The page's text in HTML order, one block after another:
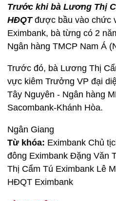
Trước khi bà Lương Thị
HĐQTđược bầu vào chức
Eximbank, bà từng có 2
Ngân hàng TMCP Nam Á
Trước đó, bà Lương Thị
vực kiêm Trưởng VP đại
Tây Nguyên - Ngân hàng
Sacombank-Khánh Hòa.
Ngân Giang
Từ khóa: Eximbank Chủ
đông Eximbank Đặng Văn
Thị Cẩm Tú Eximbank Lê
HĐQT Eximbank